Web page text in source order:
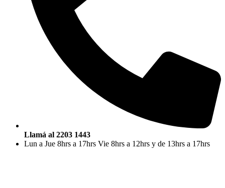
Llamá al 2203 1443
Lun a Jue 8hrs a 17hrs Vie 8hrs a 12hrs y de 13hrs a 17hrs